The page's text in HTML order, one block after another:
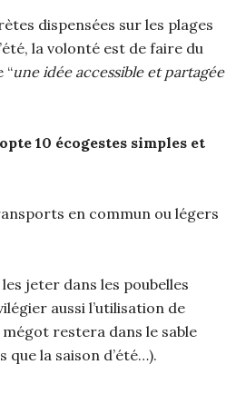
dispensées sur les plages
la volonté est de faire du
“une idée accessible et partagée
10 écogestes simples et
en commun ou légers
jeter dans les poubelles
aussi l’utilisation de
restera dans le sable
que la saison d’été…).